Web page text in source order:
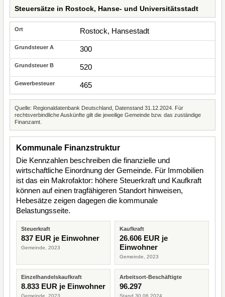
Steuersätze in Rostock, Hanse- und Universitätsstadt
Rostock, Hansestadt
300
520
465
Quelle: Regionaldatenbank Deutschland, Datenstand 31.12.2024. Für
rechtsverbindliche Auskünfte gilt die jeweilige Gemeinde bzw. das zuständige
Finanzamt.
Kommunale Finanzstruktur
Die Kennzahlen beschreiben die finanzielle und
wirtschaftliche Einordnung der Gemeinde. Für Immobilien
ist das ein Makrofaktor: höhere Steuerkraft und Kaufkraft
können auf einen tragfähigeren Standort hinweisen,
Hebesätze zeigen dagegen die kommunale
Belastungsseite.
Steuerkraft
837 EUR je Einwohner
Gemeinde, 2023
Kaufkraft
26.606 EUR je
Einwohner
Gemeinde, 2023
Einzelhandelskaufkraft
8.833 EUR je Einwohner
Gemeinde, 2023
Arbeitsort-Beschäftigte
96.297
Stand 30.06.2024